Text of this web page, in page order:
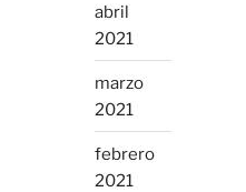
abril
2021
marzo
2021
febrero
2021